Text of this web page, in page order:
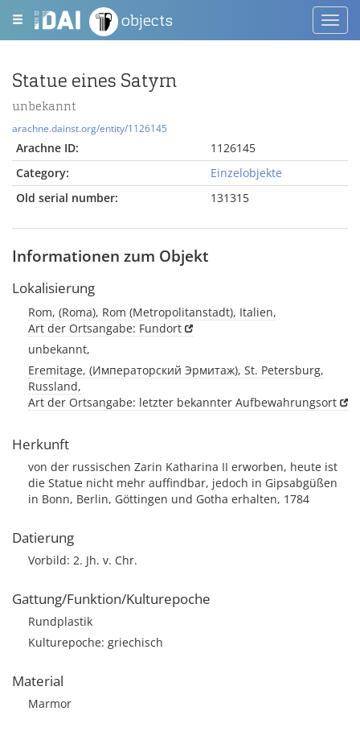
objects
Statue eines Satyrn
unbekannt
arachne.dainst.org/entity/1126145
Arachne ID:
1126145
Category:
Einzelobjekte
Old serial number:
131315
Informationen zum Objekt
Lokalisierung
Rom, (Roma), Rom (Metropolitanstadt), Italien,
Art der Ortsangabe: Fundort
unbekannt,
Eremitage, (Императорский Эрмитаж), St. Petersburg,
Russland,
Art der Ortsangabe: letzter bekannter Aufbewahrungsort
Herkunft
von der russischen Zarin Katharina II erworben, heute ist
die Statue nicht mehr auffindbar, jedoch in Gipsabgüßen
in Bonn, Berlin, Göttingen und Gotha erhalten, 1784
Datierung
Vorbild: 2. Jh. v. Chr.
Gattung/Funktion/Kulturepoche
Rundplastik
Kulturepoche: griechisch
Material
Marmor